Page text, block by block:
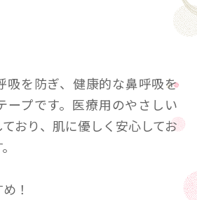
吸を防ぎ、健康的な鼻呼吸を
ープです。医療用のやさしい
おり、肌に優しく安心してお
！